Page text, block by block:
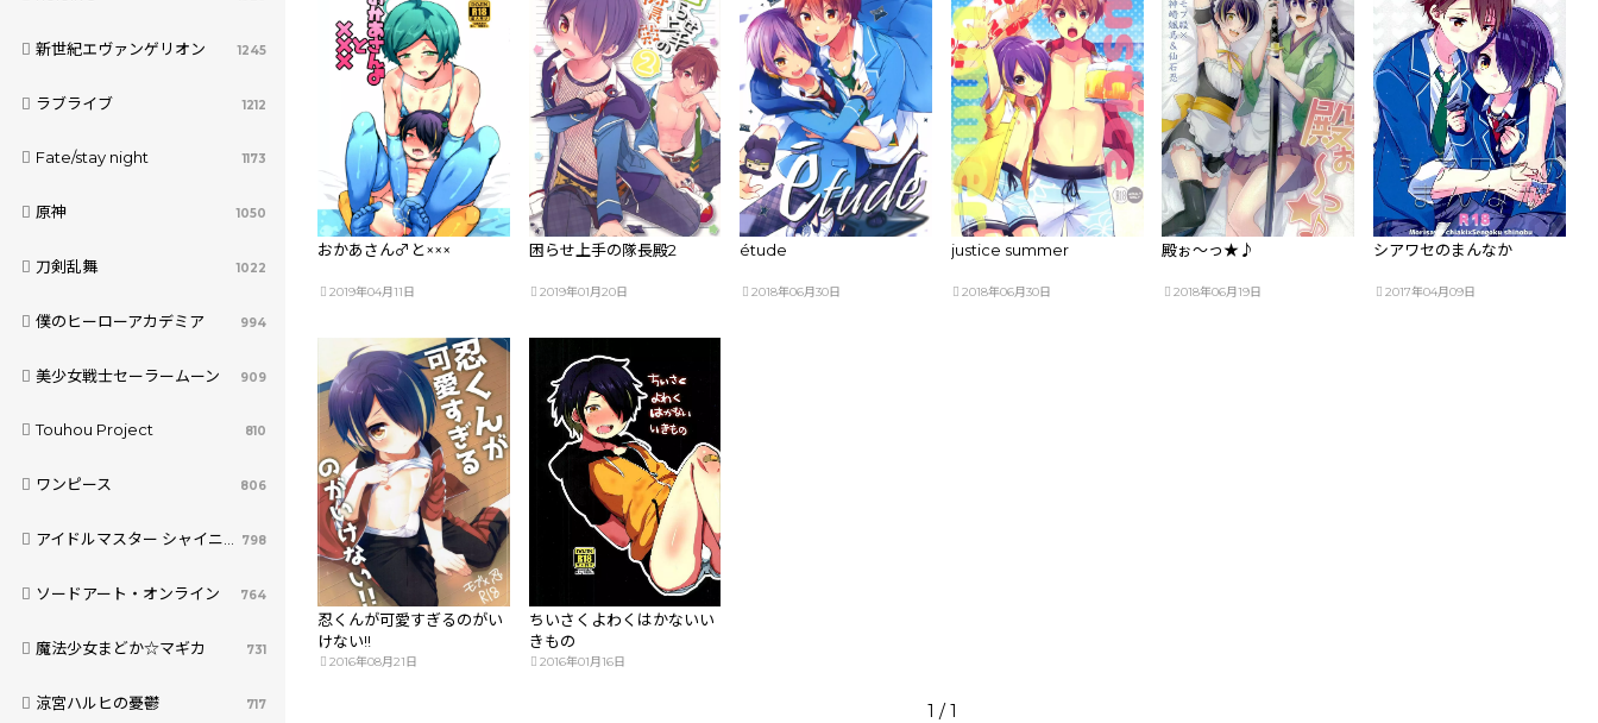
新世紀エヴァンゲリオン 1245
ラブライブ 1212
Fate/stay night 1173
原神 1050
刀剣乱舞 1022
僕のヒーローアカデミア 994
美少女戦士セーラームーン 909
Touhou Project 810
ワンピース 806
アイドルマスター シャイニーカラーズ 798
ソードアート・オンライン 764
魔法少女まどか☆マギカ 731
涼宮ハルヒの憂鬱 717
おかあさん♂と×××
2019年04月11日
困らせ上手の隊長殿2
2019年01月20日
étude
2018年06月30日
justice summer
2018年06月30日
殿ぉ～っ★♪
2018年06月19日
シアワセのまんなか
2017年04月09日
忍くんが可愛すぎるのがい
けない!!
2016年08月21日
ちいさくよわくはかないい
きもの
2016年01月16日
1 / 1